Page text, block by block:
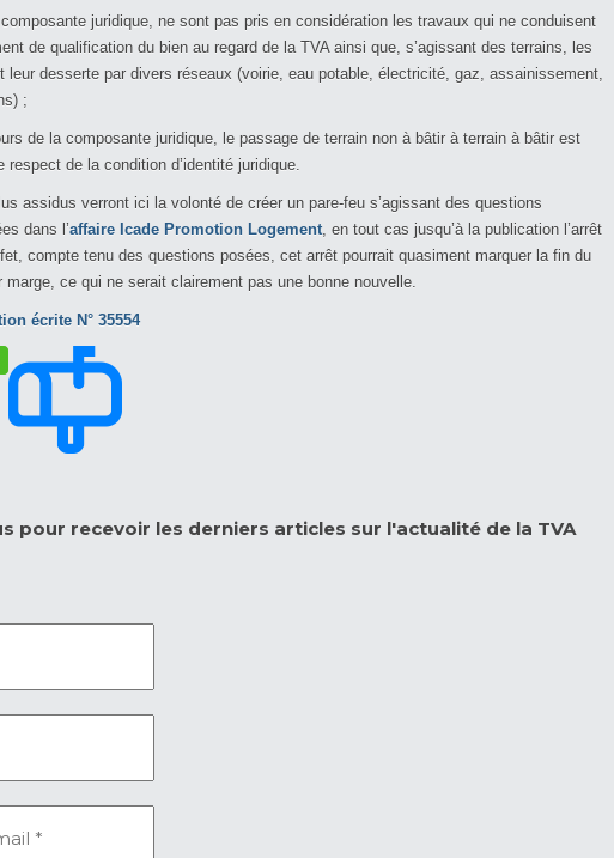
juridique, ne sont pas pris en considération les travaux qui ne conduisent
de qualification du bien au regard de la TVA ainsi que, s’agissant des terrains, les
leur desserte par divers réseaux (voirie, eau potable, électricité, gaz, assainissement,
;
de la composante juridique, le passage de terrain non à bâtir à terrain à bâtir est
respect de la condition d’identité juridique.
assidus verront ici la volonté de créer un pare-feu s’agissant des questions
dans l’affaire Icade Promotion Logement, en tout cas jusqu’à la publication l’arrêt
compte tenu des questions posées, cet arrêt pourrait quasiment marquer la fin du
marge, ce qui ne serait clairement pas une bonne nouvelle.
écrite N° 35554
pour recevoir les derniers articles sur l'actualité de la TVA